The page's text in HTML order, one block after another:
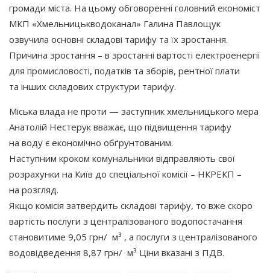
громади міста. На цьому обговоренні головний економіст
МКП «Хмельницькводоканал» Галина Павлощук
озвучила основні складові тарифу та їх зростання.
Причина зростання – в зростанні вартості електроенергії
для промисловості, податків та зборів, рентної плати
та інших складових структури тарифу.
Міська влада не проти — заступник хмельницького мера
Анатолій Нестерук вважає, що підвищення тарифу
на воду є економічно обґрунтованим.
Наступним кроком комунальники відправляють свої
розрахунки на Київ до спеціальної комісії – НКРЕКП –
на розгляд.
Якщо комісія затвердить складові тарифу, то вже скоро
вартість послуги з централізованого водопостачання
становитиме 9,05 грн/ м³ , а послуги з централізованого
водовідведення 8,87 грн/ м³ Ціни вказані з ПДВ.